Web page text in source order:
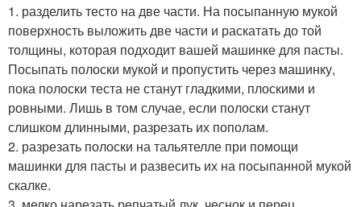
1. разделить тесто на две части. На посыпанную мукой
поверхность выложить две части и раскатать до той
толщины, которая подходит вашей машинке для пасты.
Посыпать полоски мукой и пропустить через машинку,
пока полоски теста не станут гладкими, плоскими и
ровными. Лишь в том случае, если полоски станут
слишком длинными, разрезать их пополам.
2. разрезать полоски на тальятелле при помощи
машинки для пасты и развесить их на посыпанной мукой
скалке.